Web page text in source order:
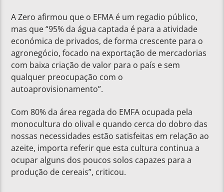
A Zero afirmou que o EFMA é um regadio público,
mas que “95% da água captada é para a atividade
económica de privados, de forma crescente para o
agronegócio, focado na exportação de mercadorias
com baixa criação de valor para o país e sem
qualquer preocupação com o
autoaprovisionamento”.
Com 80% da área regada do EMFA ocupada pela
monocultura do olival e quando cerca do dobro das
nossas necessidades estão satisfeitas em relação ao
azeite, importa referir que esta cultura continua a
ocupar alguns dos poucos solos capazes para a
produção de cereais”, criticou.